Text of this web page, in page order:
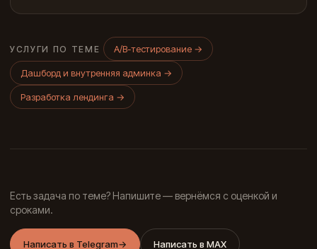
УСЛУГИ ПО ТЕМЕ A/B-тестирование →
Дашборд и внутренняя админка →
Разработка лендинга →
Есть задача по теме? Напишите — вернёмся с оценкой и
сроками.
Написать в Telegram→ Написать в MAX